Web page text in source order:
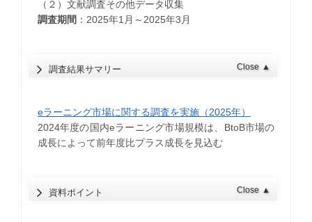
（２）文献調査その他データ収集
調査期間 ：2025年1月～2025年3月
調査結果サマリー Close ▲
eラーニング市場に関する調査を実施（2025年）
2024年度の国内eラーニング市場規模は、BtoB市場の
成長によって前年度比プラス成長を見込む
資料ポイント Close ▲